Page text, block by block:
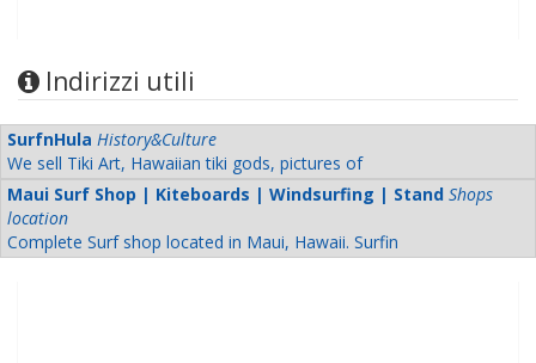
Indirizzi utili
SurfnHula History&Culture
We sell Tiki Art, Hawaiian tiki gods, pictures of
Maui Surf Shop | Kiteboards | Windsurfing | Stand Shops
location
Complete Surf shop located in Maui, Hawaii. Surfin